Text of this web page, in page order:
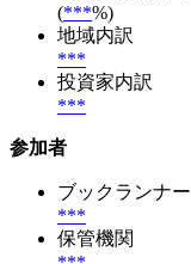
(***%)
地域内訳
***
投資家内訳
***
参加者
ブックランナー
***
保管機関